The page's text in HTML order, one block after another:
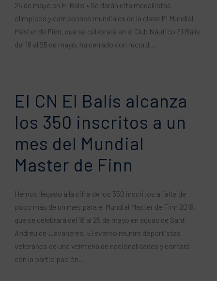
25 de mayo en El Balís • Se darán cita medallistas
olímpicos y campeones mundiales de la clase El Mundial
Máster de Finn, que se celebrará en el Club Náutico El Balís
del 18 al 25 de mayo, ha cerrado con récord...
El CN El Balís alcanza
los 350 inscritos a un
mes del Mundial
Master de Finn
Hemos llegado a la cifra de los 350 inscritos a falta de
poco más de un mes para el Mundial Master de Finn 2018,
que se celebrará del 18 al 25 de mayo en aguas de Sant
Andreu de Llavaneres. El evento reunirá deportistas
veteranos de una veintena de nacionalidades y contará
con la participación...